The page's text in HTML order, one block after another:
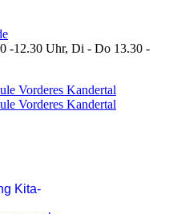
-12.30 Uhr, Di - Do 13.30 -
Kita-